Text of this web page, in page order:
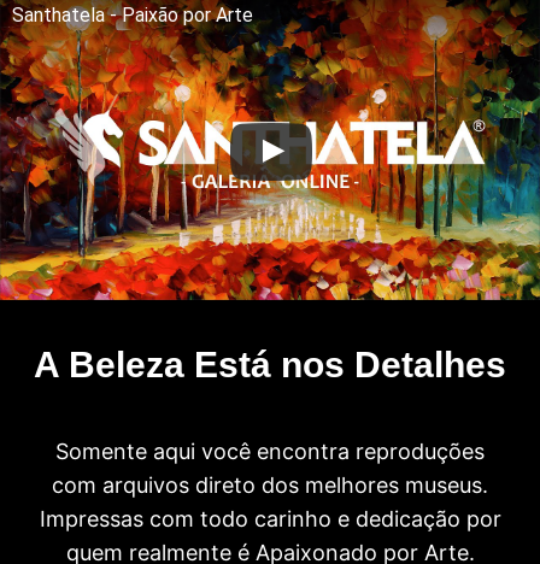
Santhatela - Paixão por Arte
A Beleza Está nos Detalhes
Somente aqui você encontra reproduções
com arquivos direto dos melhores museus.
Impressas com todo carinho e dedicação por
quem realmente é Apaixonado por Arte.